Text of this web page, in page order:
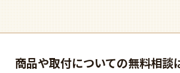
商品や取付についての無料相談